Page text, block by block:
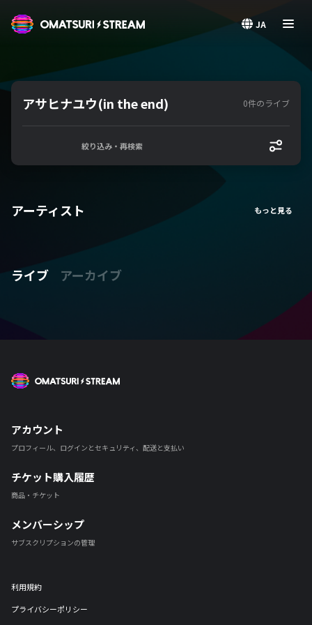
JA
アサヒナユウ(in the end) 0件のライブ
絞り込み・再検索
アーティスト
ライブ アーカイブ
アカウント
プロフィール、ログインとセキュリティ、配送と支払い
チケット購入履歴
商品・チケット
メンバーシップ
サブスクリプションの管理
利用規約
プライバシーポリシー